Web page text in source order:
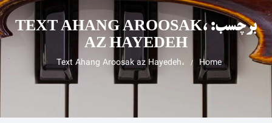
برچسب: ،TEXT AHANG AROOSAK
AZ HAYEDEH
Home ،Text Ahang Aroosak az Hayedeh